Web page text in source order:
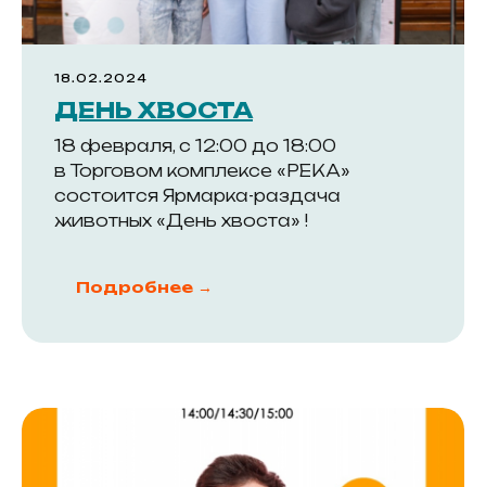
18.02.2024
ДЕНЬ ХВОСТА
18 февраля, с 12:00 до 18:00
в Торговом комплексе «РЕКА»
состоится Ярмарка-раздача
животных «День хвоста» !
Подробнее →
Магазины
События
г. Новосибирск,
ул. Большевистская,
45/1, м. Речной вокзал
Адрес:
Уникальный проект из двух
пешеходным мостом через
улицу Большевистскую